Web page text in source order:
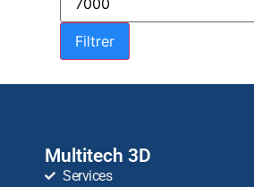
Filtrer
Multitech 3D
Services